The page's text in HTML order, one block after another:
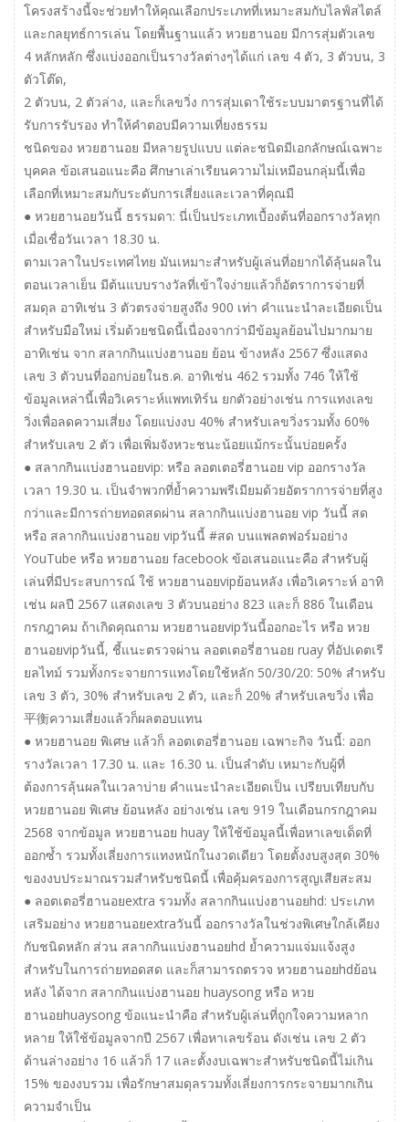
โครงสร้างนี้จะช่วยทำให้คุณเลือกประเภทที่เหมาะสมกับไลฟ์สไตล์
และกลยุทธ์การเล่น โดยพื้นฐานแล้ว หวยฮานอย มีการสุ่มตัวเลข
4 หลักหลัก ซึ่งแบ่งออกเป็นรางวัลต่างๆได้แก่ เลข 4 ตัว, 3 ตัวบน, 3
ตัวโต๊ด,
2 ตัวบน, 2 ตัวล่าง, และก็เลขวิ่ง การสุ่มเดาใช้ระบบมาตรฐานที่ได้
รับการรับรอง ทำให้คำตอบมีความเที่ยงธรรม
ชนิดของ หวยฮานอย มีหลายรูปแบบ แต่ละชนิดมีเอกลักษณ์เฉพาะ
บุคคล ข้อเสนอแนะคือ ศึกษาเล่าเรียนความไม่เหมือนกลุ่มนี้เพื่อ
เลือกที่เหมาะสมกับระดับการเสี่ยงและเวลาที่คุณมี
● หวยฮานอยวันนี้ ธรรมดา: นี่เป็นประเภทเบื้องต้นที่ออกรางวัลทุก
เมื่อเชื่อวันเวลา 18.30 น.
ตามเวลาในประเทศไทย มันเหมาะสำหรับผู้เล่นที่อยากได้ลุ้นผลใน
ตอนเวลาเย็น มีต้นแบบรางวัลที่เข้าใจง่ายแล้วก็อัตราการจ่ายที่
สมดุล อาทิเช่น 3 ตัวตรงจ่ายสูงถึง 900 เท่า คำแนะนำละเอียดเป็น
สำหรับมือใหม่ เริ่มด้วยชนิดนี้เนื่องจากว่ามีข้อมูลย้อนไปมากมาย
อาทิเช่น จาก สลากกินแบ่งฮานอย ย้อน ข้างหลัง 2567 ซึ่งแสดง
เลข 3 ตัวบนที่ออกบ่อยในธ.ค. อาทิเช่น 462 รวมทั้ง 746 ให้ใช้
ข้อมูลเหล่านี้เพื่อวิเคราะห์แพทเทิร์น ยกตัวอย่างเช่น การแทงเลข
วิ่งเพื่อลดความเสี่ยง โดยแบ่งงบ 40% สำหรับเลขวิ่งรวมทั้ง 60%
สำหรับเลข 2 ตัว เพื่อเพิ่มจังหวะชนะน้อยแม้กระนั้นบ่อยครั้ง
● สลากกินแบ่งฮานอยvip: หรือ ลอตเตอรี่ฮานอย vip ออกรางวัล
เวลา 19.30 น. เป็นจำพวกที่ย้ำความพรีเมียมด้วยอัตราการจ่ายที่สูง
กว่าและมีการถ่ายทอดสดผ่าน สลากกินแบ่งฮานอย vip วันนี้ สด
หรือ สลากกินแบ่งฮานอย vipวันนี้ #สด บนแพลตฟอร์มอย่าง
YouTube หรือ หวยฮานอย facebook ข้อเสนอแนะคือ สำหรับผู้
เล่นที่มีประสบการณ์ ใช้ หวยฮานอยvipย้อนหลัง เพื่อวิเคราะห์ อาทิ
เช่น ผลปี 2567 แสดงเลข 3 ตัวบนอย่าง 823 และก็ 886 ในเดือน
กรกฎาคม ถ้าเกิดคุณถาม หวยฮานอยvipวันนี้ออกอะไร หรือ หวย
ฮานอยvipวันนี้, ชี้แนะตรวจผ่าน ลอตเตอรี่ฮานอย ruay ที่อัปเดตเรี
ยลไทม์ รวมทั้งกระจายการแทงโดยใช้หลัก 50/30/20: 50% สำหรับ
เลข 3 ตัว, 30% สำหรับเลข 2 ตัว, และก็ 20% สำหรับเลขวิ่ง เพื่อ
平衡ความเสี่ยงแล้วก็ผลตอบแทน
● หวยฮานอย พิเศษ แล้วก็ ลอตเตอรี่ฮานอย เฉพาะกิจ วันนี้: ออก
รางวัลเวลา 17.30 น. และ 16.30 น. เป็นลำดับ เหมาะกับผู้ที่
ต้องการลุ้นผลในเวลาบ่าย คำแนะนำละเอียดเป็น เปรียบเทียบกับ
หวยฮานอย พิเศษ ย้อนหลัง อย่างเช่น เลข 919 ในเดือนกรกฎาคม
2568 จากข้อมูล หวยฮานอย huay ให้ใช้ข้อมูลนี้เพื่อหาเลขเด็ดที่
ออกซ้ำ รวมทั้งเลี่ยงการแทงหนักในงวดเดียว โดยตั้งงบสูงสุด 30%
ของงบประมาณรวมสำหรับชนิดนี้ เพื่อคุ้มครองการสูญเสียสะสม
● ลอตเตอรี่ฮานอยextra รวมทั้ง สลากกินแบ่งฮานอยhd: ประเภท
เสริมอย่าง หวยฮานอยextraวันนี้ ออกรางวัลในช่วงพิเศษใกล้เคียง
กับชนิดหลัก ส่วน สลากกินแบ่งฮานอยhd ย้ำความแจ่มแจ้งสูง
สำหรับในการถ่ายทอดสด และก็สามารถตรวจ หวยฮานอยhdย้อน
หลัง ได้จาก สลากกินแบ่งฮานอย huaysong หรือ หวย
ฮานอยhuaysong ข้อแนะนำคือ สำหรับผู้เล่นที่ถูกใจความหลาก
หลาย ให้ใช้ข้อมูลจากปี 2567 เพื่อหาเลขร้อน ดังเช่น เลข 2 ตัว
ด้านล่างอย่าง 16 แล้วก็ 17 และตั้งงบเฉพาะสำหรับชนิดนี้ไม่เกิน
15% ของงบรวม เพื่อรักษาสมดุลรวมทั้งเลี่ยงการกระจายมากเกิน
ความจำเป็น